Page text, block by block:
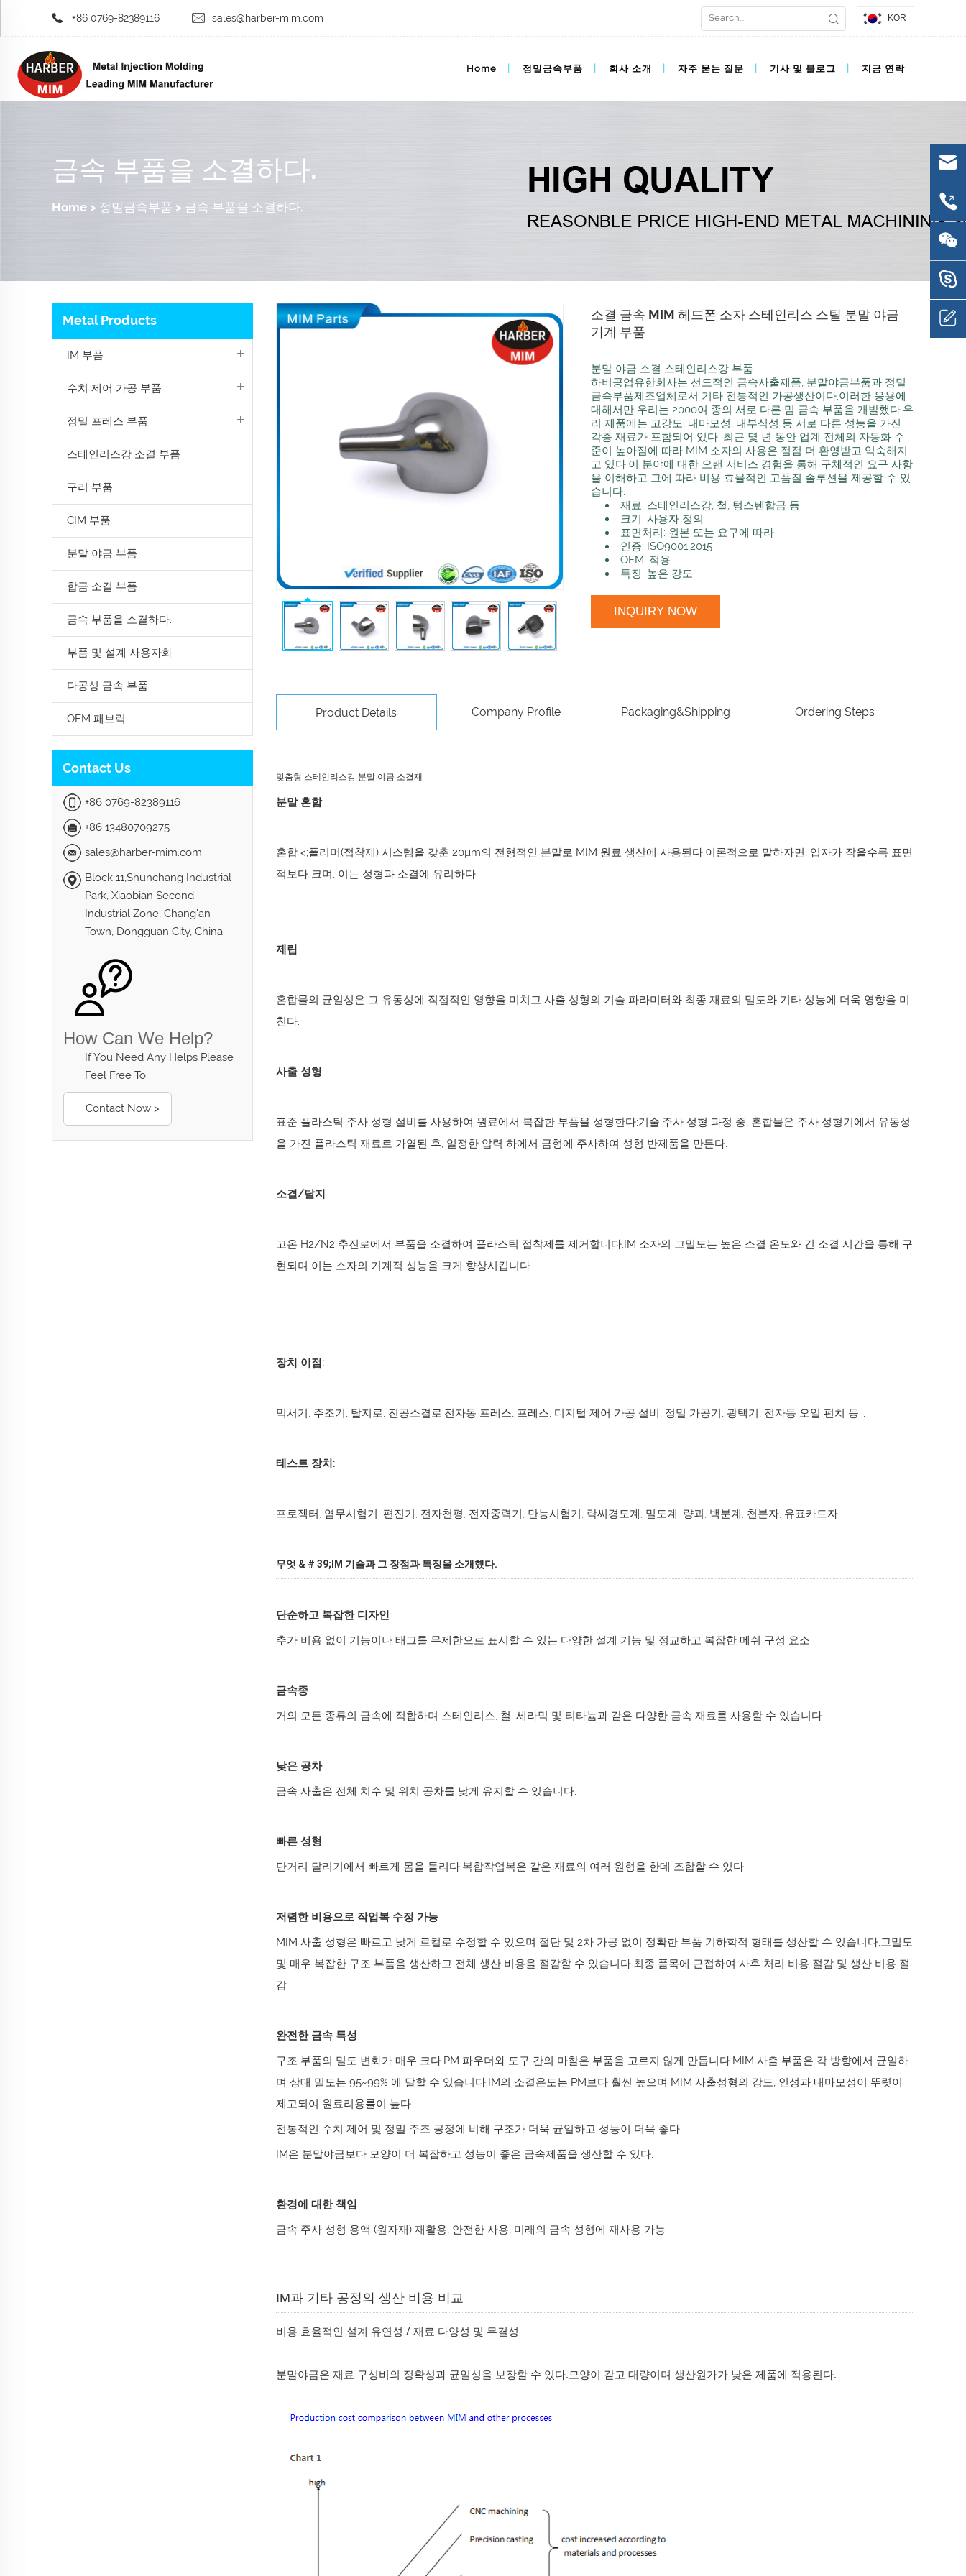
+86 0769-82389116 sales@harber-mim.com KOR
Home 정밀금속부품 회사 소개 자주 묻는 질문 기사 및 블로그 지금 연락
금속 부품을 소결하다.
Home > 정밀금속부품 > 금속 부품을 소결하다.
Metal Products
IM 부품
수치 제어 가공 부품
정밀 프레스 부품
스테인리스강 소결 부품
구리 부품
CIM 부품
분말 야금 부품
합금 소결 부품
금속 부품을 소결하다.
부품 및 설계 사용자화
다공성 금속 부품
OEM 패브릭
Contact Us
+86 0769-82389116
+86 13480709275
sales@harber-mim.com
Block 11,Shunchang Industrial
Park, Xiaobian Second
Industrial Zone, Chang'an
Town, Dongguan City, China
How Can We Help?
If You Need Any Helps Please
Feel Free To
Contact Now >
소결 금속 MIM 헤드폰 소자 스테인리스 스틸 분말 야금
기계 부품
분말 야금 소결 스테인리스강 부품
하버공업유한회사는 선도적인 금속사출제품, 분말야금부품과 정밀
금속부품제조업체로서 기타 전통적인 가공생산이다.이러한 응용에
대해서만 우리는 2000여 종의 서로 다른 밈 금속 부품을 개발했다.우
리 제품에는 고강도, 내마모성, 내부식성 등 서로 다른 성능을 가진
각종 재료가 포함되어 있다. 최근 몇 년 동안 업계 전체의 자동화 수
준이 높아짐에 따라 MIM 소자의 사용은 점점 더 환영받고 익숙해지
고 있다.이 분야에 대한 오랜 서비스 경험을 통해 구체적인 요구 사항
을 이해하고 그에 따라 비용 효율적인 고품질 솔루션을 제공할 수 있
습니다.
재료: 스테인리스강, 철, 텅스텐합금 등
크기: 사용자 정의
표면처리: 원본 또는 요구에 따라
인증: ISO9001:2015
OEM: 적용
특징: 높은 강도
INQUIRY NOW
Product Details Company Profile Packaging&Shipping Ordering Steps
맞춤형 스테인리스강 분말 야금 소결재
분말 혼합
혼합 <;폴리머(접착제) 시스템을 갖춘 20µm의 전형적인 분말로 MIM 원료 생산에 사용된다.이론적으로 말하자면, 입자가 작을수록 표면
적보다 크며, 이는 성형과 소결에 유리하다.
제립
혼합물의 균일성은 그 유동성에 직접적인 영향을 미치고 사출 성형의 기술 파라미터와 최종 재료의 밀도와 기타 성능에 더욱 영향을 미
친다.
사출 성형
표준 플라스틱 주사 성형 설비를 사용하여 원료에서 복잡한 부품을 성형한다;기술.주사 성형 과정 중, 혼합물은 주사 성형기에서 유동성
을 가진 플라스틱 재료로 가열된 후, 일정한 압력 하에서 금형에 주사하여 성형 반제품을 만든다.
소결/탈지
고온 H2/N2 추진로에서 부품을 소결하여 플라스틱 접착제를 제거합니다.IM 소자의 고밀도는 높은 소결 온도와 긴 소결 시간을 통해 구
현되며 이는 소자의 기계적 성능을 크게 향상시킵니다.
장치 이점:
믹서기, 주조기, 탈지로, 진공소결로;전자동 프레스, 프레스, 디지털 제어 가공 설비, 정밀 가공기, 광택기, 전자동 오일 펀치 등...
테스트 장치:
프로젝터, 염무시험기, 편진기, 전자천평, 전자중력기, 만능시험기, 락씨경도계, 밀도계, 량괴, 백분계, 천분자, 유표카드자.
무엇 & # 39;IM 기술과 그 장점과 특징을 소개했다.
단순하고 복잡한 디자인
추가 비용 없이 기능이나 태그를 무제한으로 표시할 수 있는 다양한 설계 기능 및 정교하고 복잡한 메쉬 구성 요소
금속종
거의 모든 종류의 금속에 적합하며 스테인리스, 철, 세라믹 및 티타늄과 같은 다양한 금속 재료를 사용할 수 있습니다.
낮은 공차
금속 사출은 전체 치수 및 위치 공차를 낮게 유지할 수 있습니다.
빠른 성형
단거리 달리기에서 빠르게 몸을 돌리다.복합작업복은 같은 재료의 여러 원형을 한데 조합할 수 있다
저렴한 비용으로 작업복 수정 가능
MIM 사출 성형은 빠르고 낮게 로컬로 수정할 수 있으며 절단 및 2차 가공 없이 정확한 부품 기하학적 형태를 생산할 수 있습니다.고밀도
및 매우 복잡한 구조 부품을 생산하고 전체 생산 비용을 절감할 수 있습니다.최종 품목에 근접하여 사후 처리 비용 절감 및 생산 비용 절
감
완전한 금속 특성
구조 부품의 밀도 변화가 매우 크다.PM 파우더와 도구 간의 마찰은 부품을 고르지 않게 만듭니다.MIM 사출 부품은 각 방향에서 균일하
며 상대 밀도는 95~99% 에 달할 수 있습니다.IM의 소결온도는 PM보다 훨씬 높으며 MIM 사출성형의 강도, 인성과 내마모성이 뚜렷이
제고되여 원료리용률이 높다.
전통적인 수치 제어 및 정밀 주조 공정에 비해 구조가 더욱 균일하고 성능이 더욱 좋다
IM은 분말야금보다 모양이 더 복잡하고 성능이 좋은 금속제품을 생산할 수 있다.
환경에 대한 책임
금속 주사 성형 용액 (원자재) 재활용, 안전한 사용, 미래의 금속 성형에 재사용 가능
IM과 기타 공정의 생산 비용 비교
비용 효율적인 설계 유연성 / 재료 다양성 및 무결성
분말야금은 재료 구성비의 정확성과 균일성을 보장할 수 있다.모양이 같고 대량이며 생산원가가 낮은 제품에 적용된다.